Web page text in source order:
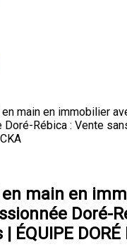
main en immobilier
Doré-Rébica : Vente
main en
Doré-
ÉQUIPE DORÉ